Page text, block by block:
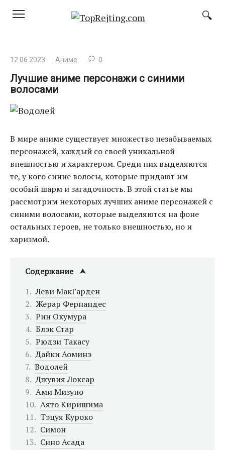
12.06.2023 Аниме 0
Лучшие аниме персонажи с синими
волосами
В мире аниме существует множество незабываемых
персонажей, каждый со своей уникальной
внешностью и характером. Среди них выделяются
те, у кого синие волосы, которые придают им
особый шарм и загадочность. В этой статье мы
рассмотрим некоторых лучших аниме персонажей с
синими волосами, которые выделяются на фоне
остальных героев, не только внешностью, но и
харизмой.
Содержание
Леви МакГарден
Жерар Фернандес
Рин Окумура
Блэк Стар
Рюдзи Такасу
Дайки Аоминэ
Водолей
Джувия Локсар
Ами Мизуно
Аято Киришима
Тэцуя Куроко
Симон
Сино Асада